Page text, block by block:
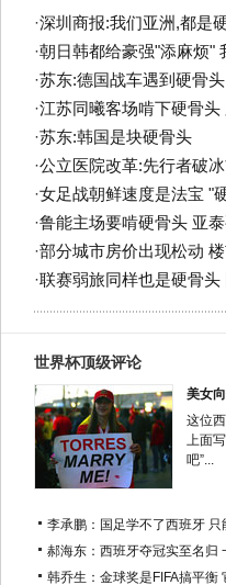
·深圳商报:我们亚洲,都是
·朝日韩都给豪强"添麻烦"
·苏东:德国战车遇到硬骨头
·江苏同曦客场啃下硬骨
·苏东:韩国是块硬骨头
·公立医院改革:先行者破
·女足战朝鲜速度是法宝 "
·鲁能主场要啃硬骨头 亚
·部分城市房价出现松动
·联赛弱旅同样也是硬骨
世界杯顶级评论
美女
这位
上面
吧”...
李承鹏：国足学不了西班牙
郝海东：西班牙夺冠实至名归
韩乔生：金球奖是FIFA搞平衡